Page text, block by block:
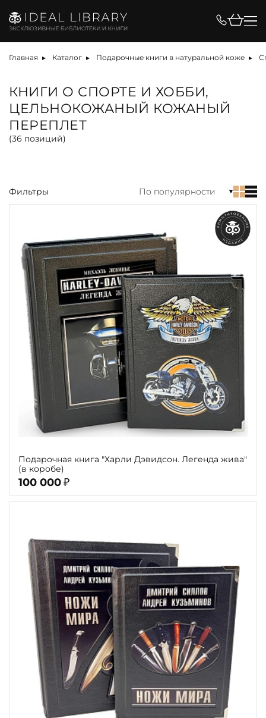
Главная Каталог Подарочные книги в натуральной коже
КНИГИ О СПОРТЕ И ХОББИ,
ЦЕЛЬНОКОЖАНЫЙ КОЖАНЫЙ
ПЕРЕПЛЕТ
(36 позиций)
Цена, ₽
Вид
библиотека
Материал
Техника
Автор
Обрез
Тиснение
Цвет
Пол и возраст
Теги
Переплёт
Наличие
Фильтры По популярности
Подарочная книга "Харли Дэвидсон. Легенда жива"
(в коробе)
100 000 ₽